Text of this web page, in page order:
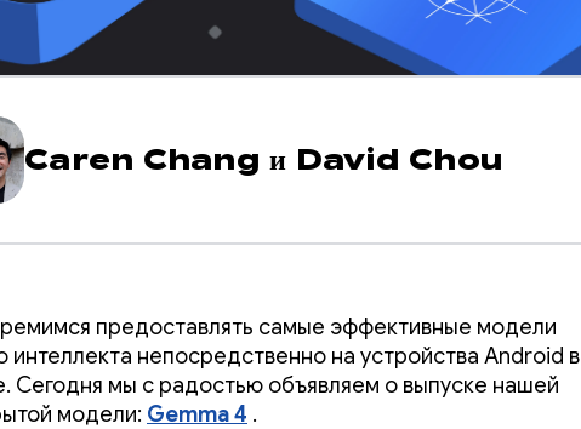
Caren Chang и David Chou
предоставлять самые эффективные модели
интеллекта непосредственно на устройства Android в
Сегодня мы с радостью объявляем о выпуске нашей
модели: Gemma 4 .